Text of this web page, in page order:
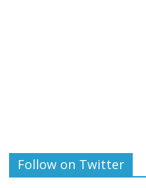
Follow on Twitter